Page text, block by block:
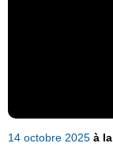
14 octobre 2025 à